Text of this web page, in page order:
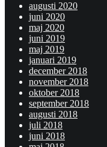
augusti 2020
juni 2020
maj 2020
juni 2019
maj 2019
januari 2019
december 2018
november 2018
oktober 2018
september 2018
augusti 2018
juli 2018
juni 2018